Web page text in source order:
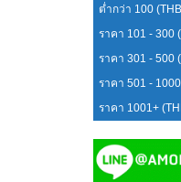
ต่ำกว่า 100
ราคา 101 - 300
ราคา 301 - 500
ราคา 501 -
ราคา 1001+